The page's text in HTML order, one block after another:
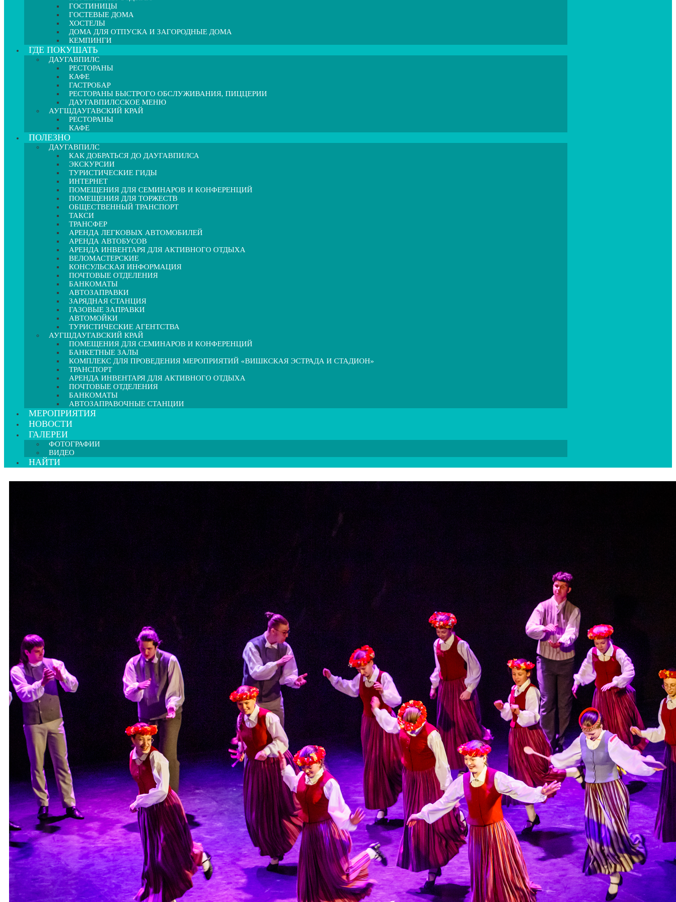
ГОСТИНИЦЫ
ГОСТЕВЫЕ ДОМА
ХОСТЕЛЫ
ДОМА ДЛЯ ОТПУСКА И ЗАГОРОДНЫЕ ДОМА
КЕМПИНГИ
ГДЕ ПОКУШАТЬ
ДАУГАВПИЛС
РЕСТОРАНЫ
КАФЕ
ГАСТРОБАР
РЕСТОРАНЫ БЫСТРОГО ОБСЛУЖИВАНИЯ, ПИЦЦЕРИИ
ДАУГАВПИЛССКОЕ МЕНЮ
АУГШДАУГАВСКИЙ КРАЙ
РЕСТОРАНЫ
КАФЕ
ПОЛЕЗНО
ДАУГАВПИЛС
КАК ДОБРАТЬСЯ ДО ДАУГАВПИЛСА
ЭКСКУРСИИ
ТУРИСТИЧЕСКИЕ ГИДЫ
ИНТЕРНЕТ
ПОМЕЩЕНИЯ ДЛЯ СЕМИНАРОВ И КОНФЕРЕНЦИЙ
ПОМЕЩЕНИЯ ДЛЯ ТОРЖЕСТВ
ОБЩЕСТВЕННЫЙ ТРАНСПОРТ
ТАКСИ
ТРАНСФЕР
АРЕНДА ЛЕГКОВЫХ АВТОМОБИЛЕЙ
АРЕНДА АВТОБУСОВ
АРЕНДА ИНВЕНТАРЯ ДЛЯ АКТИВНОГО ОТДЫХА
ВЕЛОМАСТЕРСКИЕ
КОНСУЛЬСКАЯ ИНФОРМАЦИЯ
ПОЧТОВЫЕ ОТДЕЛЕНИЯ
БАНКОМАТЫ
АВТОЗАПРАВКИ
ЗАРЯДНАЯ СТАНЦИЯ
ГАЗОВЫЕ ЗАПРАВКИ
АВТОМОЙКИ
ТУРИСТИЧЕСКИЕ АГЕНТСТВА
АУГШДАУГАВСКИЙ КРАЙ
ПОМЕЩЕНИЯ ДЛЯ СЕМИНАРОВ И КОНФЕРЕНЦИЙ
БАНКЕТНЫЕ ЗАЛЫ
КОМПЛЕКС ДЛЯ ПРОВЕДЕНИЯ МЕРОПРИЯТИЙ «ВИШКСКАЯ ЭСТРАДА И СТАДИОН»
ТРАНСПОРТ
АРЕНДА ИНВЕНТАРЯ ДЛЯ АКТИВНОГО ОТДЫХА
ПОЧТОВЫЕ ОТДЕЛЕНИЯ
БАНКОМАТЫ
АВТОЗАПРАВОЧНЫЕ СТАНЦИИ
МЕРОПРИЯТИЯ
НОВОСТИ
ГАЛЕРЕИ
ФОТОГРАФИИ
ВИДЕО
НАЙТИ